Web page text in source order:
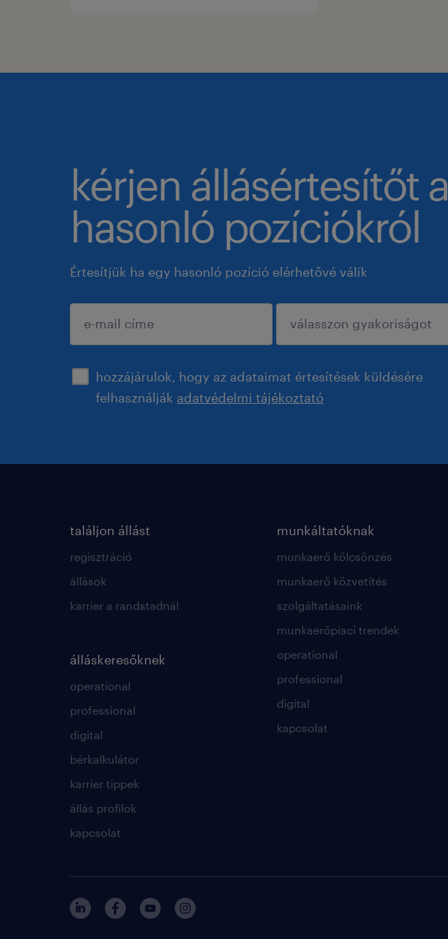
kérjen állásértesítőt a
hasonló pozíciókról
Értesítjük ha egy hasonló pozíció elérhetővé válik
hozzájárulok, hogy az adataimat értesítések küldésére
felhasználják adatvédelmi tájékoztató
jóváhagyás
találjon állást
regisztráció
állások
karrier a randstadnál
álláskeresőknek
operational
professional
digital
bérkalkulátor
karrier tippek
állás profilok
kapcsolat
munkáltatóknak
munkaerő kölcsönzés
munkaerő közvetítés
szolgáltatásaink
munkaerőpiaci trendek
operational
professional
digital
kapcsolat